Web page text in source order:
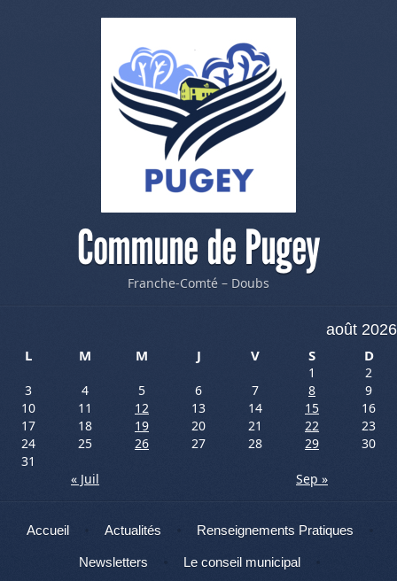
Commune de Pugey
Franche-Comté – Doubs
août 2026
L
M M J V S D
1
2
3
4 5 6 7 8
9
10
11 12 13 14 15
16
17
18 19 20 21 22
23
24
25 26 27 28 29
30
31
« Juil
Sep »
Menu
Aller au contenu
Accueil Actualités Renseignements Pratiques
Newsletters Le conseil municipal